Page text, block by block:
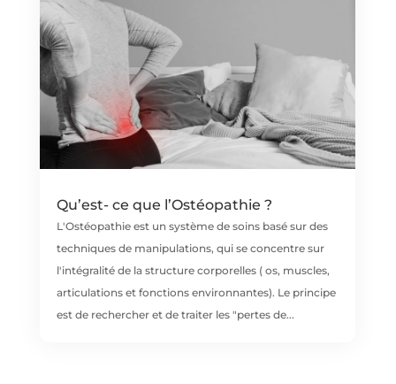
Qu’est- ce que l’Ostéopathie ?
L'Ostéopathie est un système de soins basé sur des
techniques de manipulations, qui se concentre sur
l'intégralité de la structure corporelles ( os, muscles,
articulations et fonctions environnantes). Le principe
est de rechercher et de traiter les "pertes de...